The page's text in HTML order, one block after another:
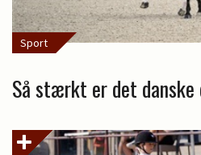
Sport
Så stærkt er det danske